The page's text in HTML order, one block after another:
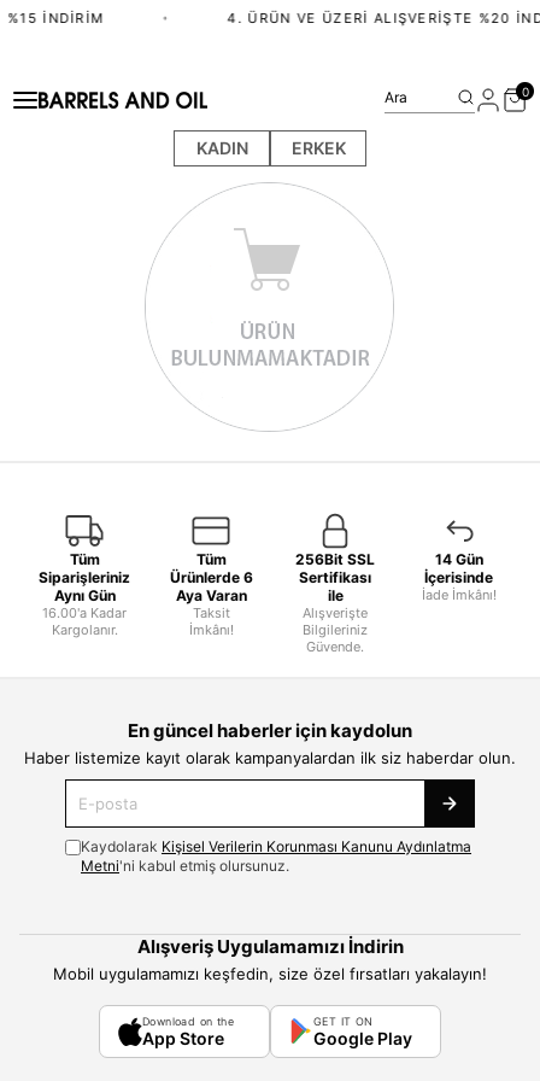
İNDIRIM • 4. ÜRÜN VE ÜZERI ALIŞVERIŞTE %20
KADIN ERKEK
Ara 0
Tüm
Siparişleriniz
Aynı Gün
16.00'a Kadar
Kargolanır.
Tüm
Ürünlerde 6
Aya Varan
Taksit
İmkânı!
256Bit SSL
Sertifikası
ile
Alışverişte
Bilgileriniz
Güvende.
14 Gün
İçerisinde
İade İmkânı!
En güncel haberler için kaydolun
Haber listemize kayıt olarak kampanyalardan ilk siz haberdar olun.
Kaydolarak Kişisel Verilerin Korunması Kanunu Aydınlatma
Metni'ni kabul etmiş olursunuz.
Alışveriş Uygulamamızı İndirin
Mobil uygulamamızı keşfedin, size özel fırsatları yakalayın!
Download on the
App Store
GET IT ON
Google Play